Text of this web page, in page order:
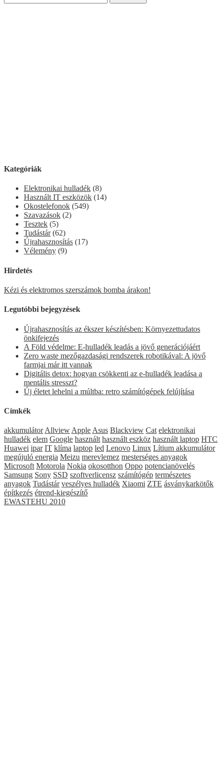
Kategóriák
Elektronikai hulladék (8)
Használt IT eszközök (14)
Okostelefonok (549)
Szavazások (2)
Tesztek (5)
Tudástár(62)
Újrahasznosítás (17)
Vélemény (9)
Hirdetés
Kézi és elektromos szerszámok bomba árakon!
Legutóbbi bejegyzések
Újrahasznosítás az ékszer készítésben: Környezettudatos
önkifejezés
A Föld védelme: E-hulladék leadás a jövő generációjáért
Zero waste mezőgazdasági rendszerek robotikával: A jövő
farmjai már itt vannak
Digitális detox: hogyan csökkenti az e-hulladék leadása a
mentális stresszt?
Új életet lehelni a múltba: retro számítógépek felújítása
Címkék
akkumulátor Allview Apple Asus Blackview Cat elektronikai
hulladék elem Google használt használt eszköz használt laptop HTC
Huawei ipar IT klíma laptop led Lenovo Linux Lítium akkumulátor
megújuló energia Meizu merevlemez mesterséges anyagok
Microsoft Motorola Nokia okosotthon Oppo potencianövelés
Samsung Sony SSD szoftverlicensz számítógép természetes
anyagok Tudástár veszélyes hulladék Xiaomi ZTE ásványkarkötők
építkezés étrend-kiegészítő
EWASTEHU 2010